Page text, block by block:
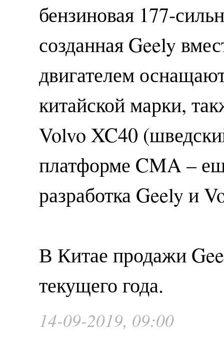
бензиновая 177-
созданная Geely
двигателем
китайской марки,
Volvo XC40
платформе CMA –
разработка Geely и
В Китае продажи
текущего года.
14-09-2019, 09:00